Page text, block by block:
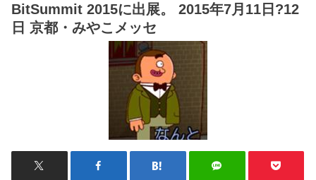
BitSummit 2015に出展。 2015年7月11日?12
日 京都・みやこメッセ